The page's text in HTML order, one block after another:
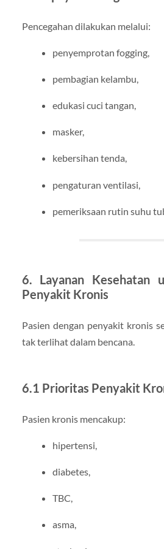
Pencegahan dilakukan melalui:
penyemprotan fogging,
pembagian kelambu,
edukasi cuci tangan,
masker,
kebersihan tenda,
pengaturan ventilasi,
pemeriksaan rutin suhu
6. Layanan Kesehatan
Penyakit Kronis
Pasien dengan penyakit kronis
tak terlihat dalam bencana.
6.1 Prioritas Penyakit
Pasien kronis mencakup:
hipertensi,
diabetes,
TBC,
asma,